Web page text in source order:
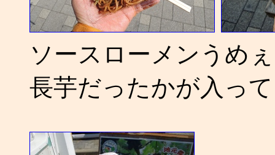
ソースローメンうめ
長芋だったかが入っ